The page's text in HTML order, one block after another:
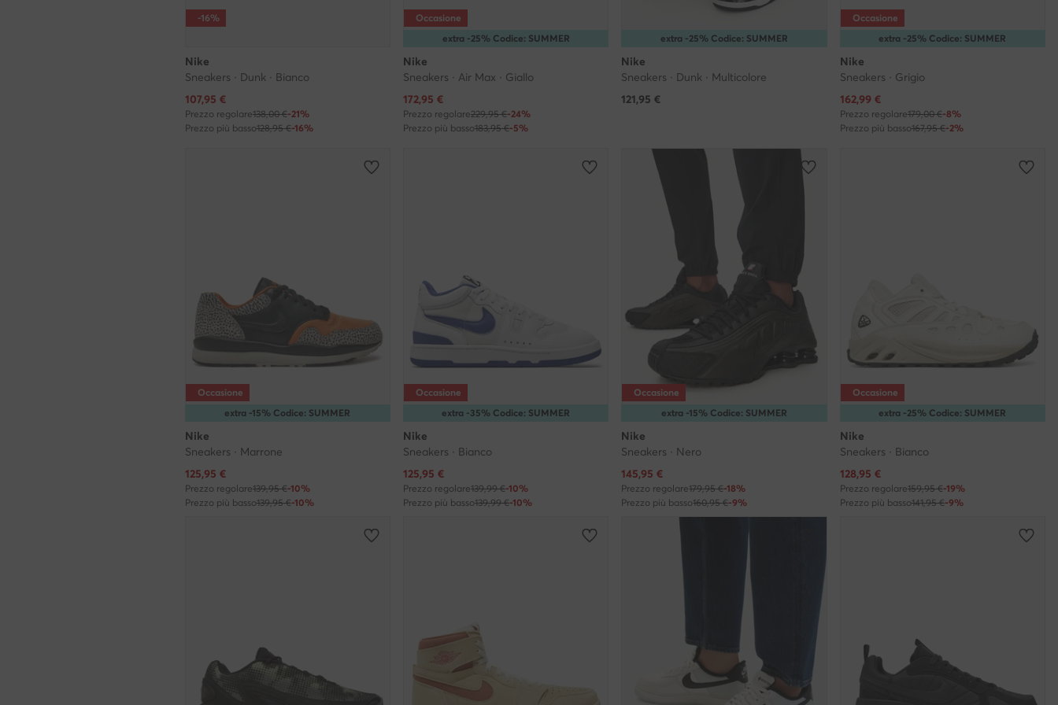
-16%
Nike
Sneakers · Dunk · Bianco
Prezzo attuale
107,95 €
Prezzo regolare138,00 €-21%
Prezzo più basso128,95 €-16%
extra -25% Codice: SUMMER
Occasione
Nike
Sneakers · Air Max · Giallo
Prezzo attuale
172,95 €
Prezzo regolare229,95 €-24%
Prezzo più basso183,95 €-5%
extra -25% Codice: SUMMER
Nike
Sneakers · Dunk · Multicolore
121,95 €
extra -25% Codice: SUMMER
Occasione
Nike
Sneakers · Grigio
Prezzo attuale
162,99 €
Prezzo regolare179,00 €-8%
Prezzo più basso167,95 €-2%
extra -15% Codice: SUMMER
Occasione
Nike
Sneakers · Marrone
Prezzo attuale
125,95 €
Prezzo regolare139,95 €-10%
Prezzo più basso139,95 €-10%
extra -35% Codice: SUMMER
Occasione
Nike
Sneakers · Bianco
Prezzo attuale
125,95 €
Prezzo regolare139,99 €-10%
Prezzo più basso139,99 €-10%
extra -15% Codice: SUMMER
Occasione
Nike
Sneakers · Nero
Prezzo attuale
145,95 €
Prezzo regolare179,95 €-18%
Prezzo più basso160,95 €-9%
extra -25% Codice: SUMMER
Occasione
Nike
Sneakers · Bianco
Prezzo attuale
128,95 €
Prezzo regolare159,95 €-19%
Prezzo più basso141,95 €-9%